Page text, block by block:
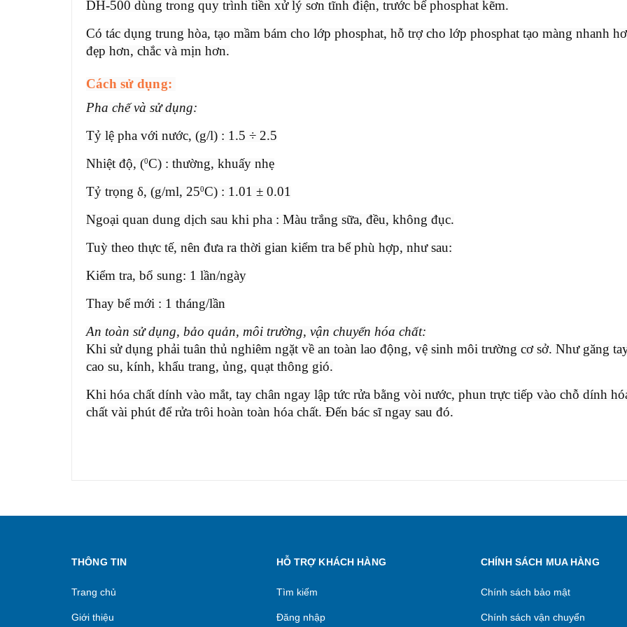
DH-500 dùng trong quy trình tiền xử lý sơn tĩnh điện, trước bể phosphat kẽm.
Có tác dụng trung hòa, tạo mầm bám cho lớp phosphat, hỗ trợ cho lớp phosphat tạo màng nhanh
đẹp hơn, chắc và mịn hơn.
Cách sử dụng:
Pha chế và sử dụng:
Tỷ lệ pha với nước, (g/l) : 1.5 ÷ 2.5
Nhiệt độ, (0C) : thường, khuấy nhẹ
Tỷ trọng δ, (g/ml, 250C) : 1.01 ± 0.01
Ngoại quan dung dịch sau khi pha : Màu trắng sữa, đều, không đục.
Tuỳ theo thực tế, nên đưa ra thời gian kiểm tra bể phù hợp, như sau:
Kiểm tra, bổ sung: 1 lần/ngày
Thay bể mới : 1 tháng/lần
An toàn sử dụng, bảo quản, môi trường, vận chuyển hóa chất:
Khi sử dụng phải tuân thủ nghiêm ngặt về an toàn lao động, vệ sinh môi trường cơ sở. Như găng
cao su, kính, khẩu trang, ủng, quạt thông gió.
Khi hóa chất dính vào mắt, tay chân ngay lập tức rửa bằng vòi nước, phun trực tiếp vào chỗ dính
chất vài phút để rửa trôi hoàn toàn hóa chất. Đến bác sĩ ngay sau đó.
THÔNG TIN
Trang chủ
Giới thiệu
HỖ TRỢ KHÁCH HÀNG
Tìm kiếm
Đăng nhập
CHÍNH SÁCH MUA HÀNG
Chính sách bảo mật
Chính sách vận chuyển